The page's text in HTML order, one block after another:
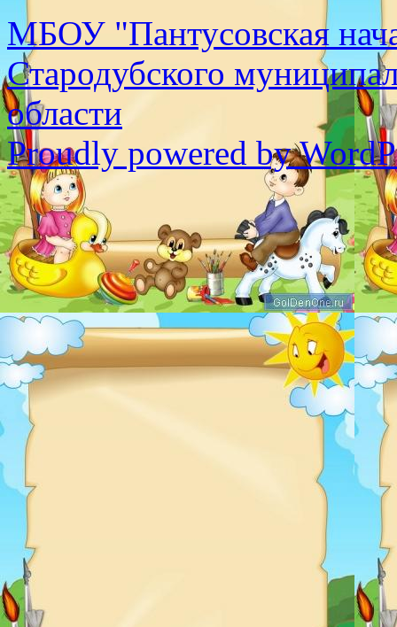
МБОУ "Пантусовская
Стародубского
области
Proudly powered by